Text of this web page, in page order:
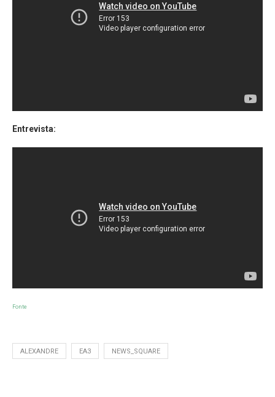
Entrevista:
Fonte
ALEXANDRE EA3 NEWS_SQUARE